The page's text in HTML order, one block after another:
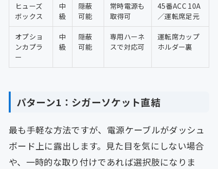
ヒューズ
ボックス
中
級
隠蔽
可能
常時電源も
取得可
45番ACC 10A
／運転席足元
オプショ
ンカプラ
ー
中
級
隠蔽
可能
専用ハーネ
スで対応可
運転席カップ
ホルダー裏
パターン1：シガーソケット直結
最も手軽な方法ですが、電源ケーブルがダッシュ
ボード上に露出します。見た目を気にしない場合
や、一時的な取り付けであれば選択肢になりま